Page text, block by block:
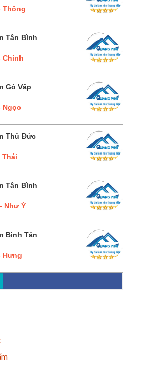
Thông
Tân Bình
Chính
Gò Vấp
Ngọc
Thủ Đức
Thái
Tân Bình
Như Ý
Bình Tân
Hưng